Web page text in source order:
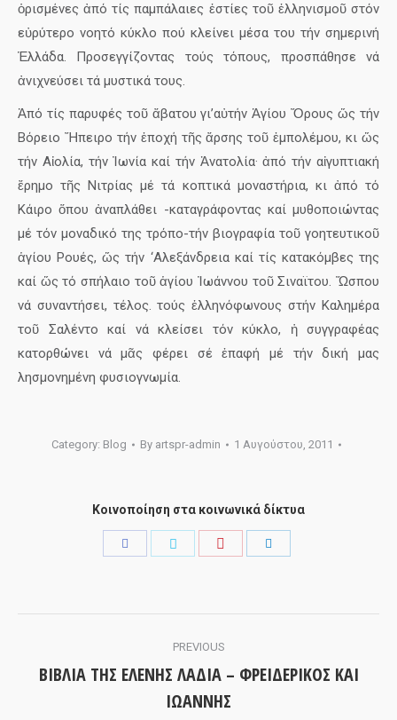
ὁρισμένες ἀπό τίς παμπάλαιες ἑστίες τοῦ ἑλληνισμοῦ στόν
εὐρύτερο νοητό κύκλο πού κλείνει μέσα του τήν σημερινή
Ἑλλάδα. Προσεγγίζοντας τούς τόπους, προσπάθησε νά
ἀνιχνεύσει τά μυστικά τους.
Ἀπό τίς παρυφές τοῦ ἄβατου γι’αὐτήν Ἁγίου Ὄρους ὥς τήν
Βόρειο Ἤπειρο τήν ἐποχή τῆς ἄρσης τοῦ ἐμπολέμου, κι ὥς
τήν Αἰολία, τήν Ἰωνία καί τήν Ἀνατολία· ἀπό τήν αἰγυπτιακή
ἔρημο τῆς Νιτρίας μέ τά κοπτικά μοναστήρια, κι ἀπό τό
Κάιρο ὅπου ἀναπλάθει -καταγράφοντας καί μυθοποιώντας
μέ τόν μοναδικό της τρόπο-τήν βιογραφία τοῦ γοητευτικοῦ
ἁγίου Ρουές, ὥς τήν ‘Αλεξάνδρεια καί τίς κατακόμβες της
καί ὥς τό σπήλαιο τοῦ ἁγίου Ἰωάννου τοῦ Σιναϊτου. Ὥσπου
νά συναντήσει, τέλος. τούς ἑλληνόφωνους στήν Καλημέρα
τοῦ Σαλέντο καί νά κλείσει τόν κύκλο, ἡ συγγραφέας
κατορθώνει νά μᾶς φέρει σέ ἐπαφή μέ τήν δική μας
λησμονημένη φυσιογνωμία.
Category: Blog By artspr-admin 1 Αυγούστου, 2011
Κοινοποίηση στα κοινωνικά δίκτυα
navigation
PREVIOUS
post:
ΒΙΒΛΙΑ ΤΗΣ ΕΛΕΝΗΣ ΛΑΔΙΑ – ΦΡΕΙΔΕΡΙΚΟΣ ΚΑΙ
ΙΩΑΝΝΗΣ